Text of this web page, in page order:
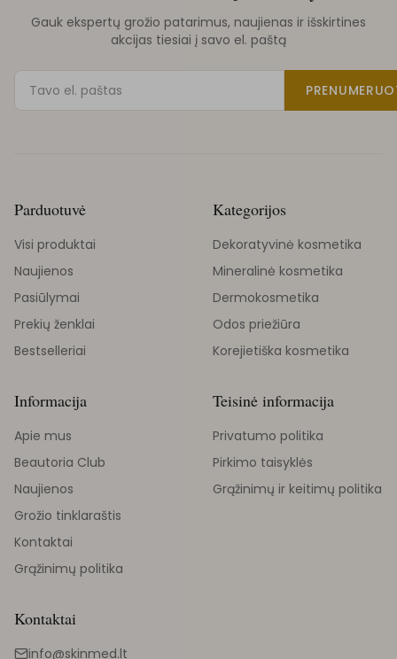
Gauk ekspertų grožio patarimus, naujienas ir išskirtines
akcijas tiesiai į savo el. paštą
Parduotuvė
Visi produktai
Naujienos
Pasiūlymai
Prekių ženklai
Bestselleriai
Kategorijos
Dekoratyvinė kosmetika
Mineralinė kosmetika
Dermokosmetika
Odos priežiūra
Korejietiška kosmetika
Informacija
Apie mus
Beautoria Club
Naujienos
Grožio tinklaraštis
Kontaktai
Grąžinimų politika
Teisinė informacija
Privatumo politika
Pirkimo taisyklės
Grąžinimų ir keitimų politika
Kontaktai
info@skinmed.lt